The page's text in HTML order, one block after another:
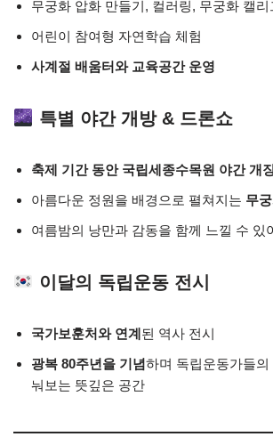
무궁화 압화 만들기, 컬러링, 무궁화 캘리
어린이 참여형 자연학습 체험
사계절 배움터와 교육공간 운영
특별 야간 개방 & 드론쇼
축제 기간 동안 국립세종수목원 야간 개
아름다운 정원을 배경으로 펼쳐지는 무
여름밤의 낭만과 감동을 함께 느낄 수 있
이달의 독립운동 전시
국가보훈처와 연계된 역사 전시
광복 80주년을 기념하며 독립운동가들
눠보는 뜻깊은 공간